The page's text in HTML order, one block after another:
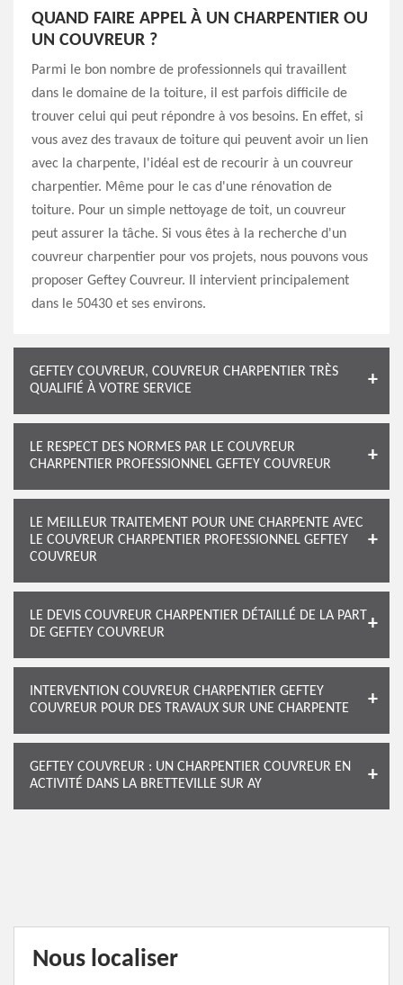
QUAND FAIRE APPEL À UN CHARPENTIER OU
UN COUVREUR ?
Parmi le bon nombre de professionnels qui travaillent
dans le domaine de la toiture, il est parfois difficile de
trouver celui qui peut répondre à vos besoins. En effet, si
vous avez des travaux de toiture qui peuvent avoir un lien
avec la charpente, l'idéal est de recourir à un couvreur
charpentier. Même pour le cas d'une rénovation de
toiture. Pour un simple nettoyage de toit, un couvreur
peut assurer la tâche. Si vous êtes à la recherche d'un
couvreur charpentier pour vos projets, nous pouvons vous
proposer Geftey Couvreur. Il intervient principalement
dans le 50430 et ses environs.
GEFTEY COUVREUR, COUVREUR CHARPENTIER TRÈS
QUALIFIÉ À VOTRE SERVICE
LE RESPECT DES NORMES PAR LE COUVREUR
CHARPENTIER PROFESSIONNEL GEFTEY COUVREUR
LE MEILLEUR TRAITEMENT POUR UNE CHARPENTE AVEC
LE COUVREUR CHARPENTIER PROFESSIONNEL GEFTEY
COUVREUR
LE DEVIS COUVREUR CHARPENTIER DÉTAILLÉ DE LA PART
DE GEFTEY COUVREUR
INTERVENTION COUVREUR CHARPENTIER GEFTEY
COUVREUR POUR DES TRAVAUX SUR UNE CHARPENTE
GEFTEY COUVREUR : UN CHARPENTIER COUVREUR EN
ACTIVITÉ DANS LA BRETTEVILLE SUR AY
Nous localiser